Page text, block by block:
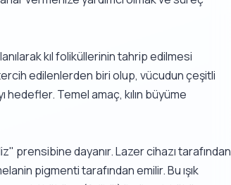
kıl foliküllerinin tahrip edilmesi
edilenlerden biri olup, vücudun çeşitli
Temel amaç, kılın büyüme
prensibine dayanır. Lazer cihazı tarafından
pigmenti tarafından emilir. Bu ışık